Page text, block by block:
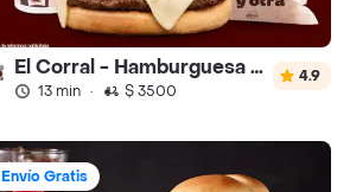
El Corral - Hamburguesa - Turbo
13 min · $ 3500
4.9
Envío Gratis